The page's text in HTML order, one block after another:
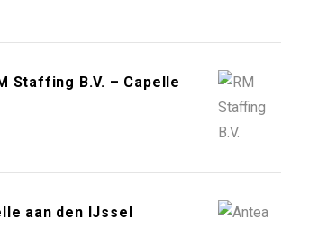
Staffing B.V. – Capelle
aan den IJssel